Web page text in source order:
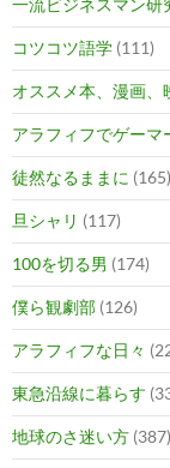
一流ビジネスマン研
コツコツ語学 (111)
オススメ本、漫画、
アラフィフでゲーマ
徒然なるままに (165)
旦シャリ (117)
100を切る男 (174)
僕ら観劇部 (126)
アラフィフな日々
東急沿線に暮らす
地球のさ迷い方 (387)